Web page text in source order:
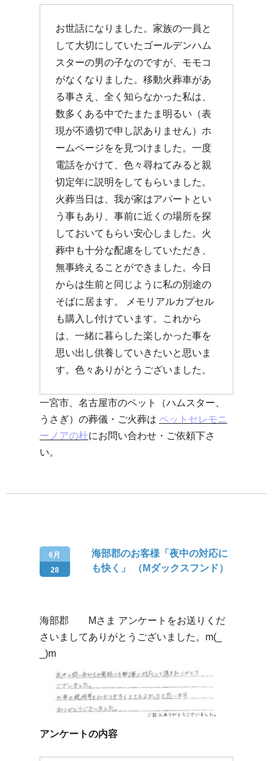
お世話になりました。家族の一員と
して大切にしていたゴールデンハム
スターの男の子なのですが、モモコ
がなくなりました。移動火葬車があ
る事さえ、全く知らなかった私は、
数多くある中でたまたま明るい（表
現が不適切で申し訳ありません）ホ
ームページをを見つけました。一度
電話をかけて、色々尋ねてみると親
切定年に説明をしてもらいました。
火葬当日は、我が家はアパートとい
う事もあり、事前に近くの場所を探
しておいてもらい安心しました。火
葬中も十分な配慮をしていただき、
無事終えることができました。今日
からは生前と同じように私の別途の
そばに居ます。 メモリアルカプセル
も購入し付けています。これから
は、一緒に暮らした楽しかった事を
思い出し供養していきたいと思いま
す。色々ありがとうございました。
一宮市、名古屋市のペット（ハムスター、
うさぎ）の葬儀・ご火葬は ペットセレモニ
ーノアの杜にお問い合わせ・ご依頼下さ
い。
6月
28
海部郡のお客様「夜中の対応に
も快く」 （Mダックスフンド）
海部郡 Mさま アンケートをお送りくだ
さいましてありがとうございました。m(_
_)m
アンケートの内容